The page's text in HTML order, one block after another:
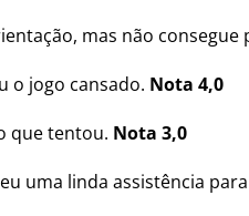
mas não consegue
o jogo cansado. Nota 4,0
que tentou. Nota 3,0
uma linda assistência